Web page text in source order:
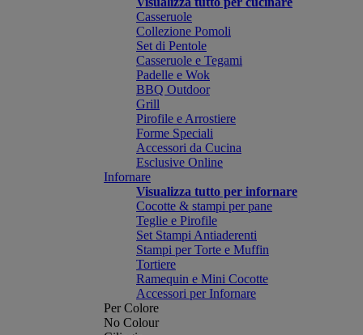
Casseruole
Collezione Pomoli
Set di Pentole
Casseruole e Tegami
Padelle e Wok
BBQ Outdoor
Grill
Pirofile e Arrostiere
Forme Speciali
Accessori da Cucina
Esclusive Online
Infornare
Visualizza tutto per infornare
Cocotte & stampi per pane
Teglie e Pirofile
Set Stampi Antiaderenti
Stampi per Torte e Muffin
Tortiere
Ramequin e Mini Cocotte
Accessori per Infornare
Per Colore
No Colour